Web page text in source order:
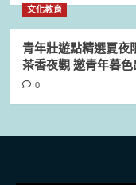
文化教育
青年壯遊點精選夏夜
茶香夜觀 邀青年暮色
0